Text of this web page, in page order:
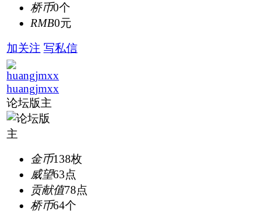
桥币0个
RMB0元
加关注 写私信
huangjmxx
论坛版主
金币138枚
威望63点
贡献值78点
桥币64个